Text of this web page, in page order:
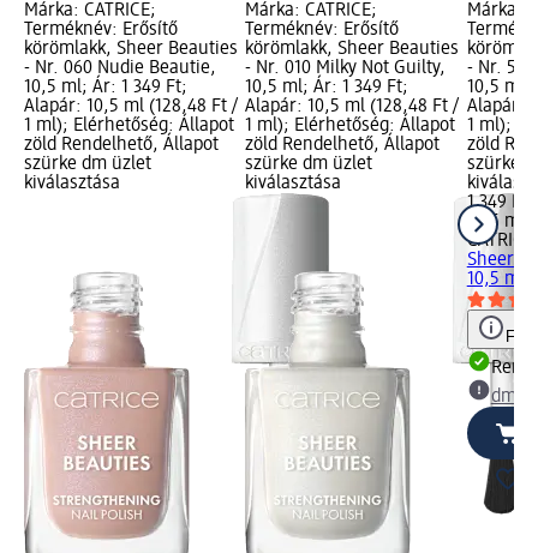
Márka: CATRICE;
Terméknév: Erősítő
körömlakk, Sheer Beauties
- Nr. 060 Nudie Beautie,
10,5 ml; Ár: 1 349 Ft;
Alapár: 10,5 ml (128,48 Ft /
1 ml); Elérhetőség: Állapot
zöld Rendelhető, Állapot
szürke dm üzlet
kiválasztása
Márka: CATRICE;
Terméknév: Erősítő
körömlakk, Sheer Beauties
- Nr. 010 Milky Not Guilty,
10,5 ml; Ár: 1 349 Ft;
Alapár: 10,5 ml (128,48 Ft /
1 ml); Elérhetőség: Állapot
zöld Rendelhető, Állapot
szürke dm üzlet
kiválasztása
Márka:
- Nr. 50
10,5 ml;
Alapár:
1 ml);
zöld
szürke
1 349 Ft
10,5 ml
CATRICE
Sheer
10,5 ml
dm